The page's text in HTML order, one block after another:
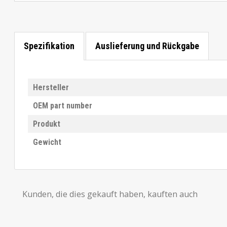
Spezifikation Auslieferung und Rückgabe
Hersteller
OEM part number
Produkt
Gewicht
Kunden, die dies gekauft haben, kauften auch